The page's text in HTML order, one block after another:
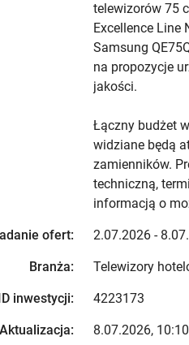
telewizorów 75
Excellence Line
Samsung
na propozycje
jakości.
Łączny budżet
widziane będą
zamienników.
techniczną,
informacją o
ofert: 2.07.2026 -
Branża: Telewizory
inwestycji: 4223173
Aktualizacja: 8.07.2026, 10:10